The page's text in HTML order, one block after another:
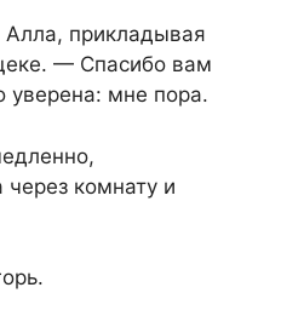
прикладывая
— Спасибо вам
уверена: мне пора.
комнату и